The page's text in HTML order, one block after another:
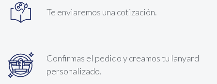
Te enviaremos una cotización.
Confirmas el pedido y creamos tu lanyard
personalizado.